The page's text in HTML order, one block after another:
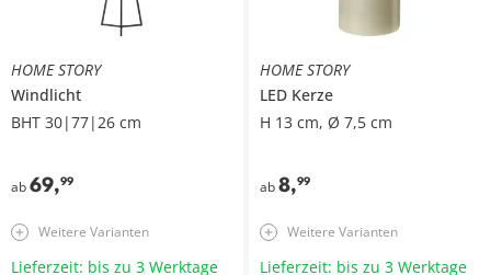
HOME STORY
Windlicht
BHT 30|77|26 cm
ab69,99
Weitere Varianten
Lieferzeit: bis zu 3 Werktage
HOME STORY
LED Kerze
H 13 cm, Ø 7,5 cm
ab 8,99
Weitere Varianten
Lieferzeit: bis zu 3 Werktage